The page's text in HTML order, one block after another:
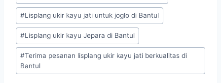
#Lisplang ukir kayu jati untuk joglo di Bantul
#Lisplang ukir kayu Jepara di Bantul
#Terima pesanan lisplang ukir kayu jati berkualitas di
Bantul